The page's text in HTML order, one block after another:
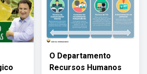
O Departamento
Recursos Humanos